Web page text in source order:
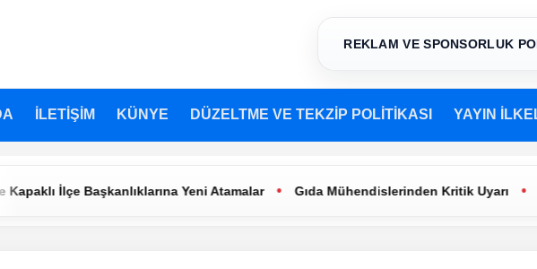
REKLAM VE SPONSORLUK
İLETİŞİM KÜNYE DÜZELTME VE TEKZİP POLİTİKASI YAYIN
Başkanlıklarına Yeni Atamalar • Gıda Mühendislerinden Kritik Uyarı • ŞEHİR